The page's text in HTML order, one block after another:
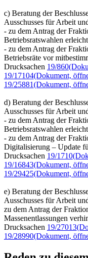
c) Beratung der
Ausschusses für Arbeit
- zu dem Antrag der
Betriebsratswahlen
- zu dem Antrag der
Betriebsräte vor
Drucksachen 19/860
19/17104(Dokument,
19/25881(Dokument,
d) Beratung der
Ausschusses für Arbeit
- zu dem Antrag der
Betriebsratswahlen
- zu dem Antrag der
Digitalisierung – Update
Drucksachen 19/1710
19/16843(Dokument,
19/29425(Dokument,
e) Beratung der
Ausschusses für Arbeit
zu dem Antrag der
Massenentlassungen
Drucksachen 19/27013
19/28990(Dokument,